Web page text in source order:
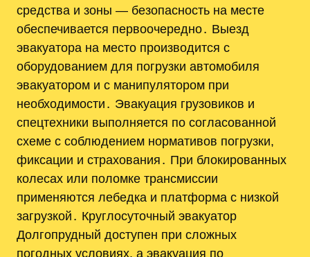
средства и зоны — безопасность на месте
обеспечивается первоочередно․ Выезд
эвакуатора на место производится с
оборудованием для погрузки автомобиля
эвакуатором и с манипулятором при
необходимости․ Эвакуация грузовиков и
спецтехники выполняется по согласованной
схеме с соблюдением нормативов погрузки,
фиксации и страхования․ При блокированных
колесах или поломке трансмиссии
применяются лебедка и платформа с низкой
загрузкой․ Круглосуточный эвакуатор
Долгопрудный доступен при сложных
погодных условиях, а эвакуация по